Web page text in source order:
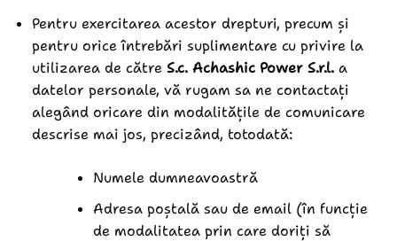
Pentru exercitarea acestor drepturi, precum și
pentru orice întrebări suplimentare cu privire la
utilizarea de către S.c. Achashic Power S.r.l.a
datelor personale, vă rugam sa ne contactați
alegând oricare din modalitățile de comunicare
descrise mai jos, precizând, totodată:
Numele dumneavoastră
Adresa poștală sau de email (în funcție
de modalitatea prin care doriți să